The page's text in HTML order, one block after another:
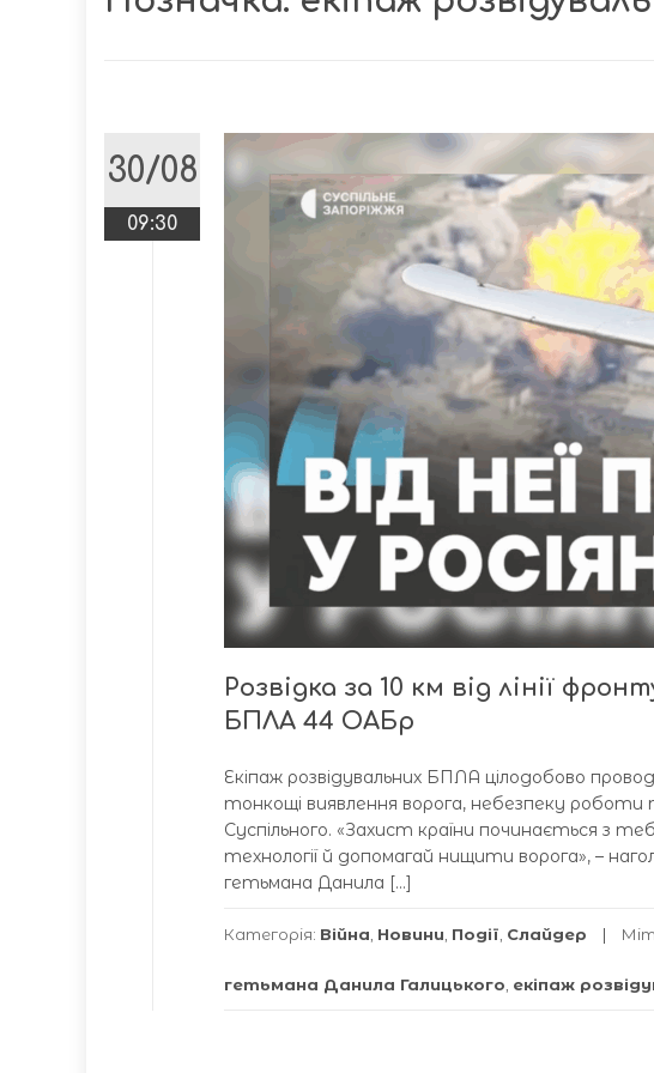
30/08
09:30
Розвідка за 10 км від лінії
БПЛА 44 ОАБр
Екіпаж розвідувальних БПЛА цілодобово
тонкощі виявлення ворога, небезпеку
Суспільного. «Захист країни починається з
технології й допомагай нищити ворога», –
гетьмана Данила […]
Категорія: Війна Новини Події Слайдер
гетьмана Данила Галицького екіпаж